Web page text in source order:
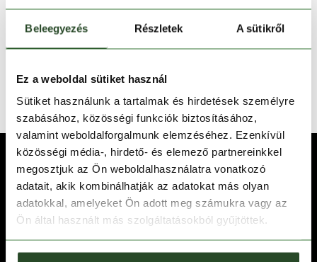
Beleegyezés Részletek A sütikről
Ez a weboldal sütiket használ
Sütiket használunk a tartalmak és hirdetések személyre
szabásához, közösségi funkciók biztosításához,
valamint weboldalforgalmunk elemzéséhez. Ezenkívül
közösségi média-, hirdető- és elemező partnereinkkel
megosztjuk az Ön weboldalhasználatra vonatkozó
adatait, akik kombinálhatják az adatokat más olyan
adatokkal, amelyeket Ön adott meg számukra vagy az
Ön által használt más szolgáltatásokból gyűjtöttek.
TERMÉKLEÍRÁS
TECHNOLÓGIÁK